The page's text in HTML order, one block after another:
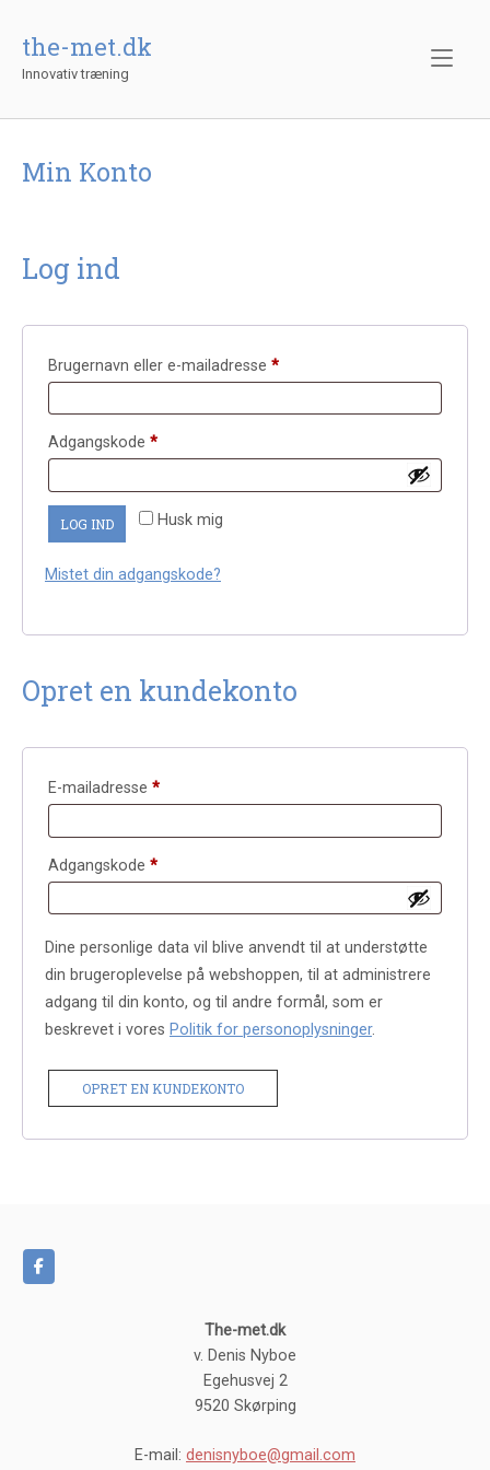
indholdthe-met.dk
Innovativ træning
Min Konto
Log ind
Brugernavn eller e-mailadresse *Påkrævet
Adgangskode *Påkrævet
Husk mig
LOG IND
Mistet din adgangskode?
Opret en kundekonto
E-mailadresse *Påkrævet
Adgangskode *Påkrævet
Dine personlige data vil blive anvendt til at understøtte
din brugeroplevelse på webshoppen, til at administrere
adgang til din konto, og til andre formål, som er
beskrevet i vores Politik for personoplysninger.
OPRET EN KUNDEKONTO
The-met.dk
v. Denis Nyboe
Egehusvej 2
9520 Skørping
E-mail: denisnyboe@gmail.com